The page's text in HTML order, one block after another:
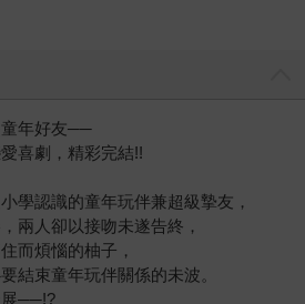
年好友──
喜劇，精彩完結!!
學認識的童年玩伴兼超級摯友，
兩人卻以接吻未遂告終，
而煩惱的柚子，
結束童年玩伴關係的未波。
展──!?